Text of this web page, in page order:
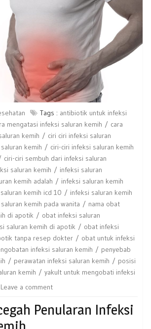
Tags : antibiotik untuk infeksi
mengatasi infeksi saluran kemih
cara
kemih
ciri ciri infeksi saluran
kemih
ciri-ciri infeksi saluran kemih
ciri-ciri sembuh dari infeksi saluran
saluran kemih
infeksi saluran
kemih adalah
infeksi saluran kemih
kemih icd 10
infeksi saluran kemih
kemih pada wanita
nama obat
di apotik
obat infeksi saluran
saluran kemih di apotik
obat infeksi
tanpa resep dokter
obat untuk infeksi
infeksi saluran kemih
penyebab
perawatan infeksi saluran kemih
posisi
kemih
yakult untuk mengobati infeksi
Leave a comment
Penularan Infeksi